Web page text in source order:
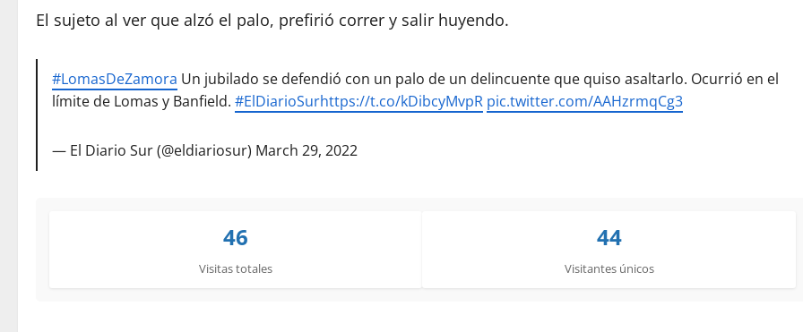
El sujeto al ver que alzó el palo, prefirió correr y salir huyendo.
#LomasDeZamora Un jubilado se defendió con un palo de un delincuente que quiso asaltarlo. Ocurrió en el
límite de Lomas y Banfield.#ElDiarioSurhttps://t.co/kDibcyMvpR pic.twitter.com/AAHzrmqCg3
— El Diario Sur (@eldiariosur) March 29, 2022
46
Visitas totales
44
Visitantes únicos